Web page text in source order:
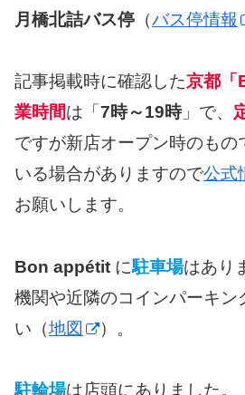
月橋北詰バス停 （バス停情報
記事掲載時に確認した京都「
業時間は「 7時～19時」で、
ですが新店オープン時のもの
いる場合がありますので公式
お願いします。
Bon appétit に駐車場はあり
機関や近隣のコインパーキン
い（地図 ）。
駐輪場は店頭にありました。